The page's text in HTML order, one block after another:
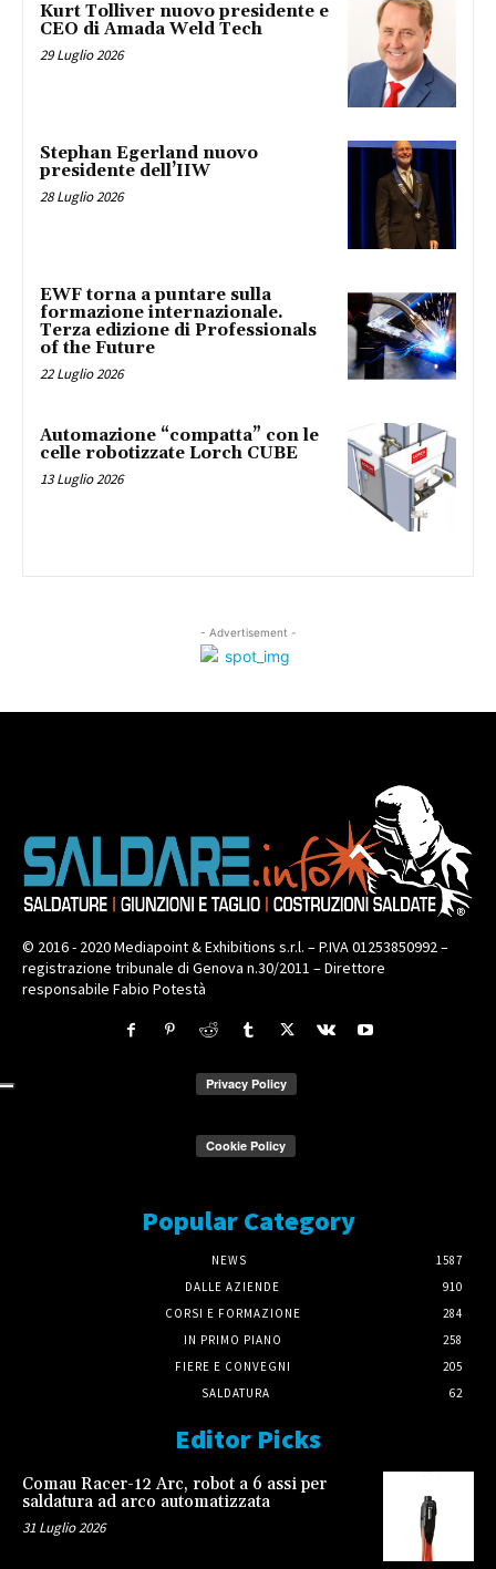
Kurt Tolliver nuovo presidente e
CEO di Amada Weld Tech
29 Luglio 2026
Stephan Egerland nuovo
presidente dell’IIW
28 Luglio 2026
EWF torna a puntare sulla
formazione internazionale.
Terza edizione di Professionals
of the Future
22 Luglio 2026
Automazione “compatta” con le
celle robotizzate Lorch CUBE
13 Luglio 2026
- Advertisement -
© 2016 - 2020 Mediapoint & Exhibitions s.r.l. – P.IVA 01253850992 –
registrazione tribunale di Genova n.30/2011 – Direttore
responsabile Fabio Potestà
Popular Category
NEWS
1587
DALLE AZIENDE
910
CORSI E FORMAZIONE
284
IN PRIMO PIANO
258
FIERE E CONVEGNI
205
SALDATURA
62
Editor Picks
Comau Racer-12 Arc, robot a 6 assi per
saldatura ad arco automatizzata
31 Luglio 2026